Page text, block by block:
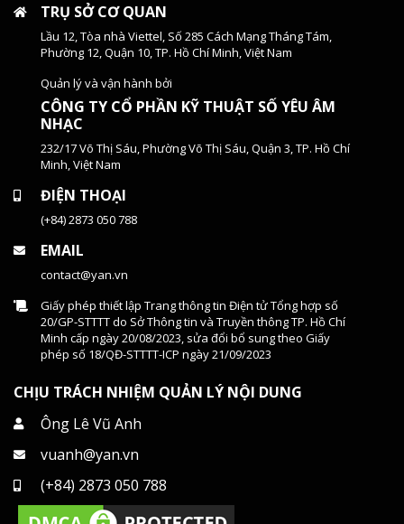
TRỤ SỞ CƠ QUAN
Lầu 12, Tòa nhà Viettel, Số 285 Cách Mạng Tháng Tám,
Phường 12, Quận 10, TP. Hồ Chí Minh, Việt Nam
Quản lý và vận hành bởi
CÔNG TY CỔ PHẦN KỸ THUẬT SỐ YÊU ÂM
NHẠC
232/17 Võ Thị Sáu, Phường Võ Thị Sáu, Quận 3, TP. Hồ Chí
Minh, Việt Nam
ĐIỆN THOẠI
(+84) 2873 050 788
EMAIL
contact@yan.vn
Giấy phép thiết lập Trang thông tin Điện tử Tổng hợp số
20/GP-STTTT do Sở Thông tin và Truyền thông TP. Hồ Chí
Minh cấp ngày 20/08/2023, sửa đổi bổ sung theo Giấy
phép số 18/QĐ-STTTT-ICP ngày 21/09/2023
CHỊU TRÁCH NHIỆM QUẢN LÝ NỘI DUNG
Ông Lê Vũ Anh
vuanh@yan.vn
(+84) 2873 050 788